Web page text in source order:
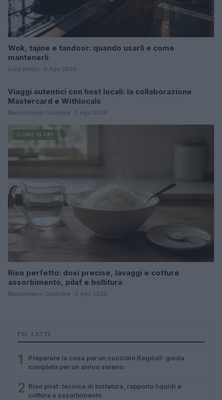
Wok, tajine e tandoor: quando usarli e come
mantenerli
Luca Bellini · 8 Ago 2026
COME SI FA?
Viaggi autentici con host locali: la collaborazione
Mastercard e Withlocals
Massimiliano Cardinale · 5 Ago 2026
COME SI FA?
Riso perfetto: dosi precise, lavaggi e cotture
assorbimento, pilaf e bollitura
Massimiliano Cardinale · 5 Ago 2026
PIÙ LETTI
1
Preparare la casa per un cucciolo Ragdoll: guida
completa per un arrivo sereno
2 Riso pilaf: tecnica di tostatura, rapporto liquidi e
cottura a assorbimento